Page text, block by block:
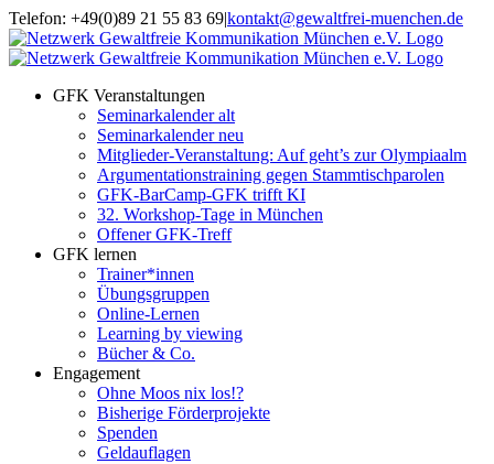
Zum
Inhalt
springen
Telefon: +49(0)89 21 55 83 69|kontakt@gewaltfrei-muenchen.de
Einloggen
Seminarkalender
Infos
zum
GFK Veranstaltungen
Seminarkalender alt
Seminarkalender neu
Mitglieder-Veranstaltung: Auf geht’s zur Olympiaalm
Argumentationstraining gegen Stammtischparolen
GFK-BarCamp-GFK trifft KI
32. Workshop-Tage in München
Offener GFK-Treff
GFK lernen
Trainer*innen
Übungsgruppen
Online-Lernen
Learning by viewing
Bücher & Co.
Engagement
Ohne Moos nix los!?
Bisherige Förderprojekte
Spenden
Geldauflagen